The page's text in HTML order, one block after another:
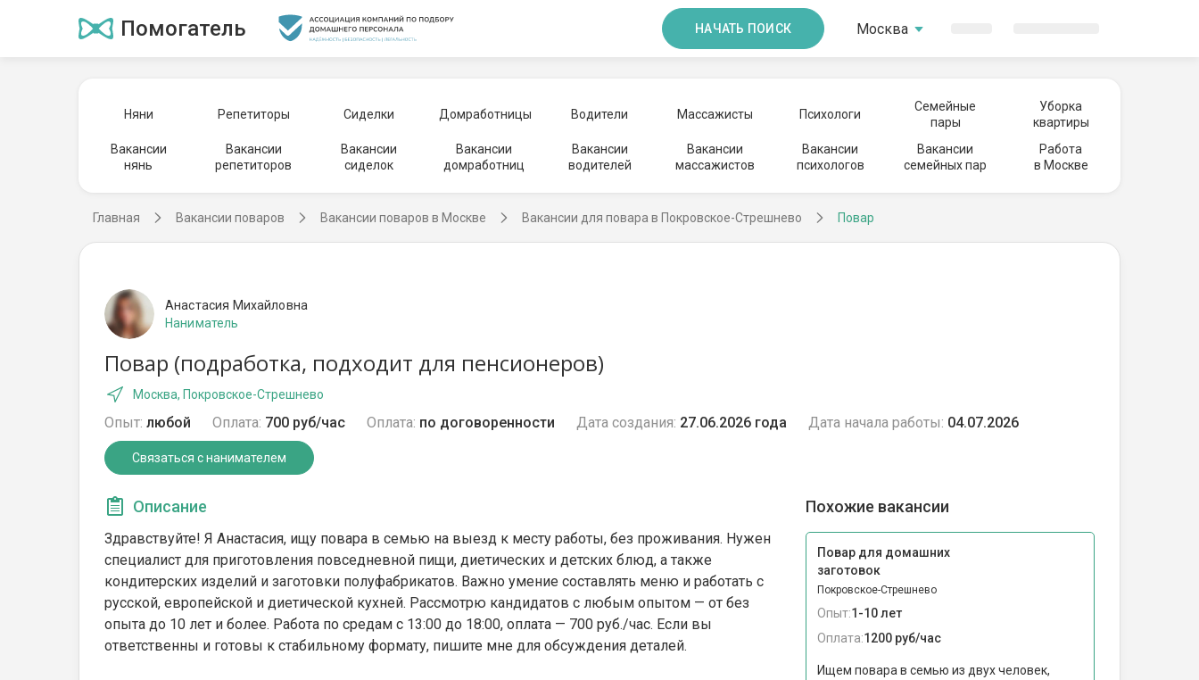
Помогатель НАЧАТЬ ПОИСК Москва
Няни Репетиторы Сиделки Домработницы Водители Массажисты Психологи
Семейные
пары
Уборка
квартиры
Вакансии
нянь
Вакансии
репетиторов
Вакансии
сиделок
Вакансии
домработниц
Вакансии
водителей
Вакансии
массажистов
Вакансии
психологов
Вакансии
семейных пар
Работа
в Москве
Главная Вакансии поваров Вакансии поваров в Москве Вакансии для повара в Покровское-Стрешнево Повар
Анастасия Михайловна
Наниматель
Повар (подработка, подходит для пенсионеров)
Москва, Покровское-Стрешнево
Опыт: любой Оплата: 700 руб/час Оплата: по договоренности Дата создания: 27.06.2026 года Дата начала работы: 04.07.2026
Связаться с нанимателем
Описание
Здравствуйте! Я Анастасия, ищу повара в семью на выезд к месту работы, без проживания. Нужен
специалист для приготовления повседневной пищи, диетических и детских блюд, а также
кондитерских изделий и заготовки полуфабрикатов. Важно умение составлять меню и работать с
русской, европейской и диетической кухней. Рассмотрю кандидатов с любым опытом — от без
опыта до 10 лет и более. Работа по средам с 13:00 до 18:00, оплата — 700 руб./час. Если вы
ответственны и готовы к стабильному формату, пишите мне для обсуждения деталей.
Похожие вакансии
Повар для домашних
заготовок
Покровское-Стрешнево
Опыт:1-10 лет
Оплата:1200 руб/час
Ищем повара в семью из двух человек,